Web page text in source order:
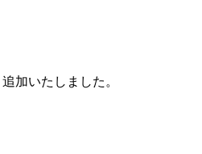
加いたしました。